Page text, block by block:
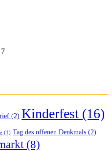
7
(2) Kinderfest (16)
(1) Tag des offenen Denkmals (2)
(8)